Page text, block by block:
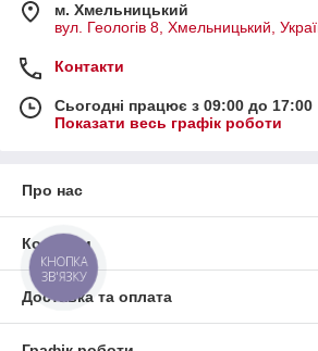
м. Хмельницький
вул. Геологів 8, Хмельницький,
Контакти
Сьогодні працює з 09:00 до 17:00
Показати весь графік роботи
Про нас
Контакти
Доставка та оплата
КНОПКА
ЗВ'ЯЗКУ